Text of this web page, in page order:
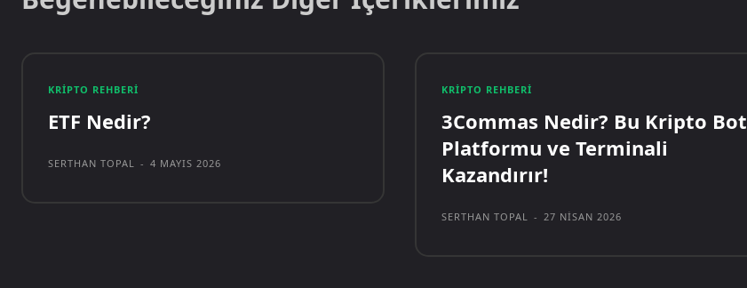
KRIPTO REHBERI
ETF Nedir?
SERTHAN TOPAL - 4 MAYIS 2026
KRIPTO REHBERI
3Commas Nedir? Bu Kripto Bot
Platformu ve Terminali
Kazandırır!
SERTHAN TOPAL - 27 NISAN 2026